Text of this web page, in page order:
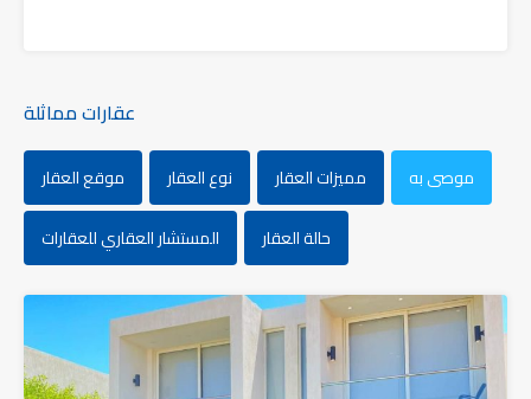
عقارات مماثلة
موصى به مميزات العقار نوع العقار
موقع العقار
حالة العقار
المستشار العقاري للعقارات